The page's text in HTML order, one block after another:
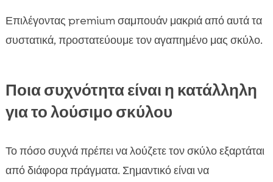
Επιλέγοντας premium σαμπουάν μακριά από αυτά τα
συστατικά, προστατεύουμε τον αγαπημένο μας σκύλο.
Ποια συχνότητα είναι η κατάλληλη
για το λούσιμο σκύλου
Το πόσο συχνά πρέπει να λούζετε τον σκύλο εξαρτάται
από διάφορα πράγματα. Σημαντικό είναι να